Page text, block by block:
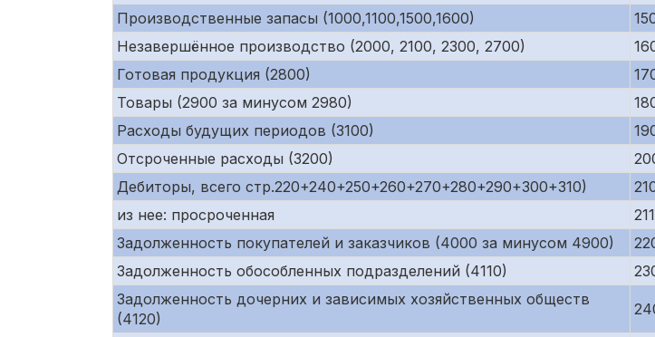
Производственные запасы (1000,1100,1500,1600)
Незавершённое производство (2000, 2100, 2300, 2700)
Готовая продукция (2800)
Товары (2900 за минусом 2980)
Расходы будущих периодов (3100)
Отсроченные расходы (3200)
Дебиторы, всего стр.220+240+250+260+270+280+290+300+310)
из нее: просроченная
211
Задолженность покупателей и заказчиков (4000 за минусом 4900)
Задолженность обособленных подразделений (4110)
Задолженность дочерних и зависимых хозяйственных обществ
(4120)